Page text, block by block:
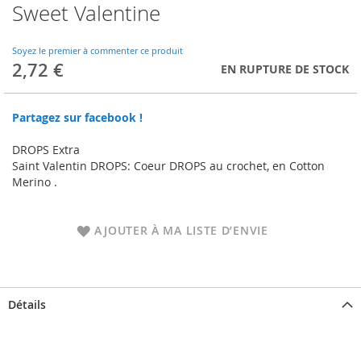
Sweet Valentine
Soyez le premier à commenter ce produit
2,72 € EN RUPTURE DE STOCK
Partagez sur facebook !
DROPS Extra
Saint Valentin DROPS: Coeur DROPS au crochet, en Cotton
Merino .
AJOUTER À MA LISTE D’ENVIE
Skip
to
beginning
of
the
gallery
Détails